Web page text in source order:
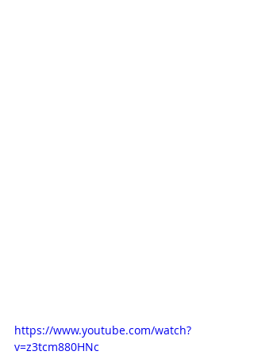
https://www.youtube.com/watch?
v=z3tcm880HNc